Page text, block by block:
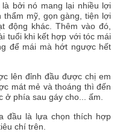
bởi nó mang lại nhiều lợi
mỹ, gọn gàng, tiện lợi
động khác. Thêm vào đó,
tuổi khi kết hợp với tóc mái
để mái mà hớt ngược hết
lên đỉnh đầu được chị em
mát mẻ và thoáng thì đến
ở phía sau gáy cho... ấm.
đầu là lựa chọn thích hợp
chí trên.